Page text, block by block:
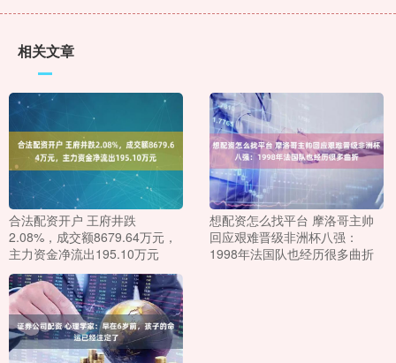
相关文章
合法配资开户 王府井跌
2.08%，成交额8679.64万元，
主力资金净流出195.10万元
想配资怎么找平台 摩洛哥主帅
回应艰难晋级非洲杯八强：
1998年法国队也经历很多曲折